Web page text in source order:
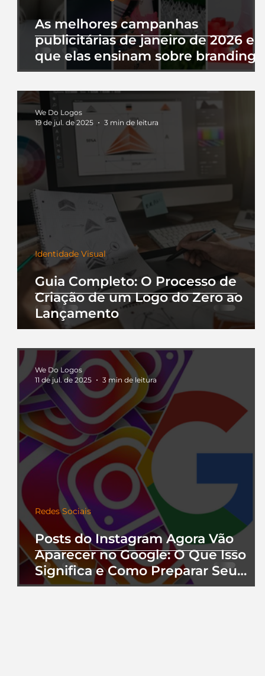
As melhores campanhas
publicitárias de janeiro de 2026 e
que elas ensinam sobre branding
Guia Completo: O Processo de
Criação de um Logo do Zero ao
Lançamento
Identidade Visual
We Do Logos
19 de jul. de 2025
3 min de leitura
Posts do Instagram Agora Vão
Aparecer no Google: O Que Isso
Significa e Como Preparar Seu
Perfil
Redes Sociais
We Do Logos
11 de jul. de 2025
3 min de leitura